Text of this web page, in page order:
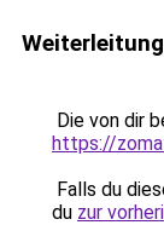
Die von dir
https://
Falls du
du zur